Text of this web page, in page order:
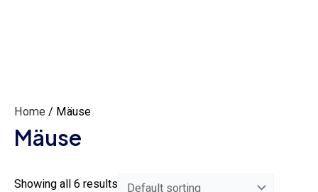
Home / Mäuse
Mäuse
Showing all 6 results